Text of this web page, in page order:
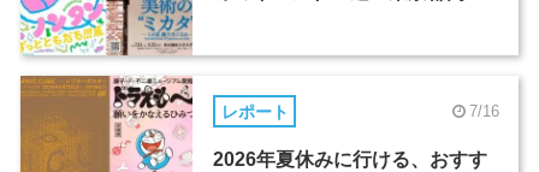
レポート 7/16
2026年夏休みに行ける、おすす